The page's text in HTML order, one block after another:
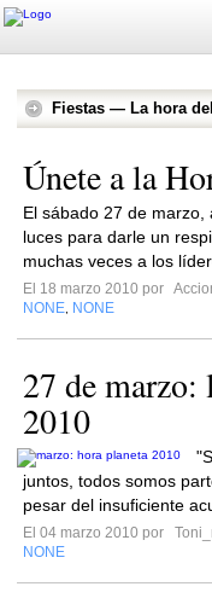
Fiestas — La hora
Únete a la
El sábado 27 de
luces para darle un
muchas veces a los
El 18 marzo 2010 por
NONE NONE
27 de marzo:
2010
juntos, todos somos
pesar del insuficiente
El 04 marzo 2010 por
NONE